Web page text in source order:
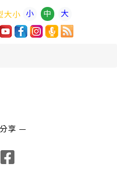
大小 小 中 大
享 —